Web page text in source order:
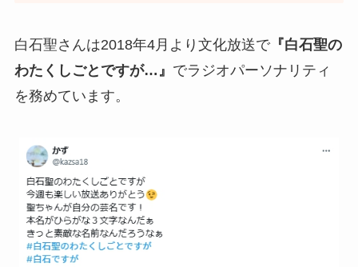
白石聖さんは2018年4月より文化放送で『白石聖の
わたくしごとですが…』 でラジオパーソナリティ
を務めています。